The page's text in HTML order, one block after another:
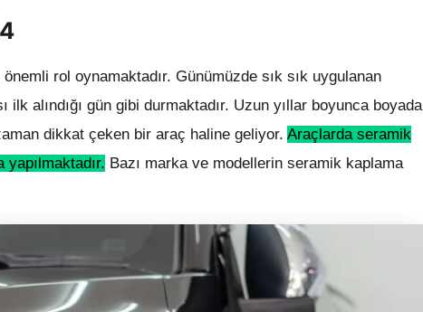
rol oynamaktadır. Günümüzde sık sık uygulanan
alındığı gün gibi durmaktadır. Uzun yıllar boyunca boyada
dikkat çeken bir araç haline geliyor. Araçlarda seramik
yapılmaktadır. Bazı marka ve modellerin seramik kaplama